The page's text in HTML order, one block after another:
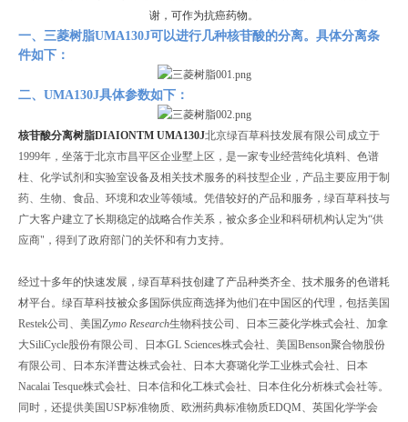
谢，可作为抗癌药物。
一、三菱树脂UMA130J可以进行几种核苷酸的分离。具体分离条
件如下：
二、 UMA130J具体参数如下：
核苷酸分离树脂DIAIONTM UMA130J北京绿百草科技发展有限公司成立于
1999年，坐落于北京市昌平区企业墅上区，是一家专业经营纯化填料、色谱
柱、化学试剂和实验室设备及相关技术服务的科技型企业，产品主要应用于制
药、生物、食品、环境和农业等领域。凭借较好的产品和服务，绿百草科技与
广大客户建立了长期稳定的战略合作关系，被众多企业和科研机构认定为“供
应商"，得到了政府部门的关怀和有力支持。
经过十多年的快速发展，绿百草科技创建了产品种类齐全、技术服务的色谱耗
材平台。绿百草科技被众多国际供应商选择为他们在中国区的代理，包括美国
Restek公司、美国Zymo Research生物科技公司、
日本三菱化学株式会社、加拿
大SiliCycle股份有限公司、日本GL Sciences株式会社、美国Benson聚合物股份
有限公司、日本东洋曹达株式会社、日本大赛璐化学工业株式会社、日本
Nacalai Tesque株式会社、日本信和化工株式会社、日本住化分析株式会社等。
同时，还提供美国USP标准物质、欧洲药典标准物质EDQM 、英国化学学会